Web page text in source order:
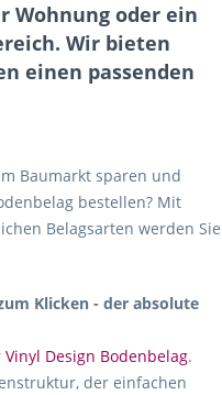
Wohnung oder ein
Wir bieten
einen passenden
Baumarkt sparen und
bestellen? Mit
Belagsarten werden Sie
Klicken - der absolute
Vinyl Design Bodenbelag.
der einfachen